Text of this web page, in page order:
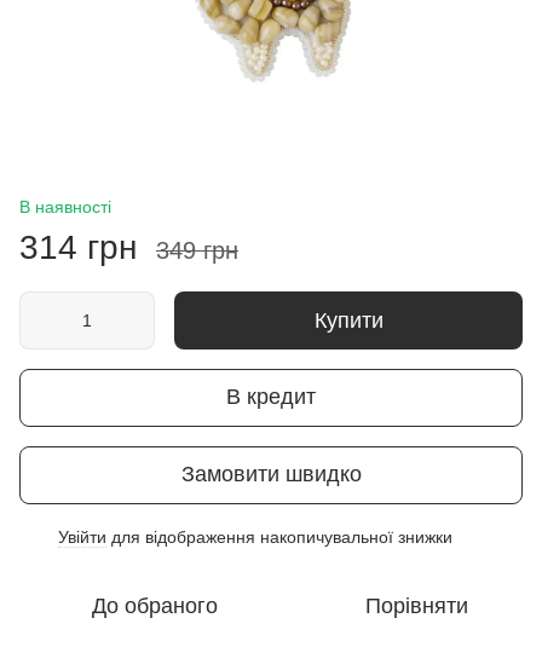
В наявності
314 грн 349 грн
Купити
В кредит
Замовити швидко
Увійти для відображення накопичувальної знижки
До обраного Порівняти